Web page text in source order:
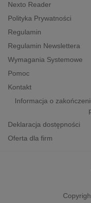
polityka,
psychologiczne
inne
popularno-
historia
Nexto Reader
Polityka Prywatności
Regulamin
Regulamin Newslettera
Wymagania Systemowe
Pomoc
Kontakt
Informacja o
Deklaracja dostępności
Oferta dla firm